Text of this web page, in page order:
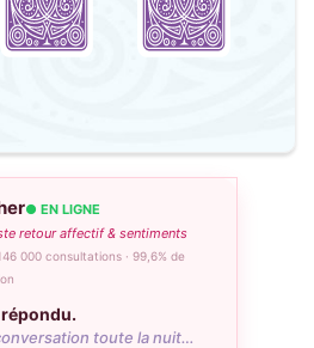
● EN LIGNE
retour affectif & sentiments
000 consultations · 99,6% de
répondu.
toute la nuit…